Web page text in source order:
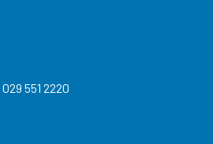
029 551 2220